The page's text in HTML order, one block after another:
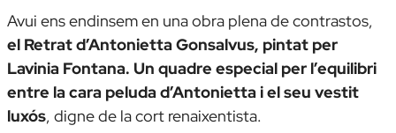
Avui ens endinsem en una obra plena de contrastos,
el Retrat d’Antonietta Gonsalvus, pintat per
Lavinia Fontana. Un quadre especial per l’equilibri
entre la cara peluda d’Antonietta i el seu vestit
luxós, digne de la cort renaixentista.